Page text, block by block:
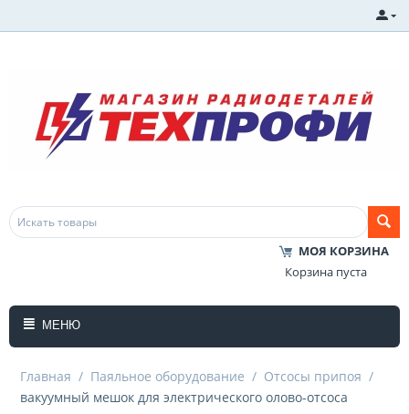
МОЯ КОРЗИНА
Корзина пуста
МЕНЮ
Главная / Паяльное оборудование / Отсосы припоя /
вакуумный мешок для электрического олово-отсоса